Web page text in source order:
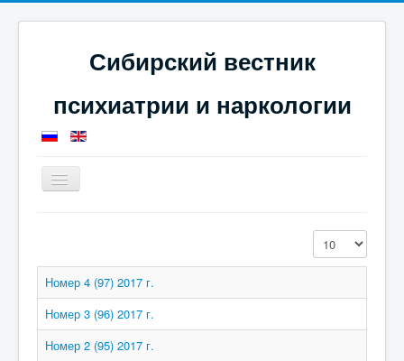
Сибирский вестник
психиатрии и наркологии
Toggle
Navigation
Кол-во строк:
Номер 4 (97) 2017 г.
Номер 3 (96) 2017 г.
Номер 2 (95) 2017 г.